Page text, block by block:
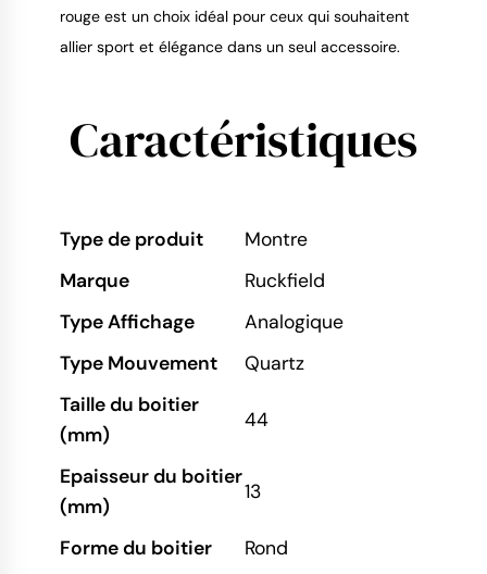
rouge est un choix idéal pour ceux qui souhaitent
allier sport et élégance dans un seul accessoire.
Caractéristiques
Type de produit
Montre
Marque
Ruckfield
Type Affichage
Analogique
Type Mouvement
Quartz
Taille du boitier
(mm)
44
Epaisseur du boitier
(mm)
13
Forme du boitier Rond